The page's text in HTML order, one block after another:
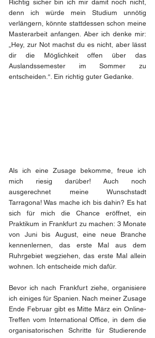
Richtig sicher bin ich mir damit noch nicht,
denn ich würde mein Studium unnötig
verlängern, könnte stattdessen schon meine
Masterarbeit anfangen. Aber ich denke mir:
„Hey, zur Not machst du es nicht, aber lässt
dir die Möglichkeit offen über das
Auslandssemester im Sommer zu
entscheiden.“. Ein richtig guter Gedanke.
Als ich eine Zusage bekomme, freue ich
mich riesig darüber! Auch noch
ausgerechnet meine Wunschstadt
Tarragona! Was mache ich bis dahin? Es hat
sich für mich die Chance eröffnet, ein
Praktikum in Frankfurt zu machen: 3 Monate
von Juni bis August, eine neue Branche
kennenlernen, das erste Mal aus dem
Ruhrgebiet wegziehen, das erste Mal allein
wohnen. Ich entscheide mich dafür.
Bevor ich nach Frankfurt ziehe, organisiere
ich einiges für Spanien. Nach meiner Zusage
Ende Februar gibt es Mitte März ein Online-
Treffen vom International Office, in dem die
organisatorischen Schritte für Studierende